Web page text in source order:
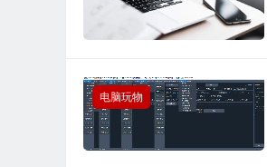
电脑玩物